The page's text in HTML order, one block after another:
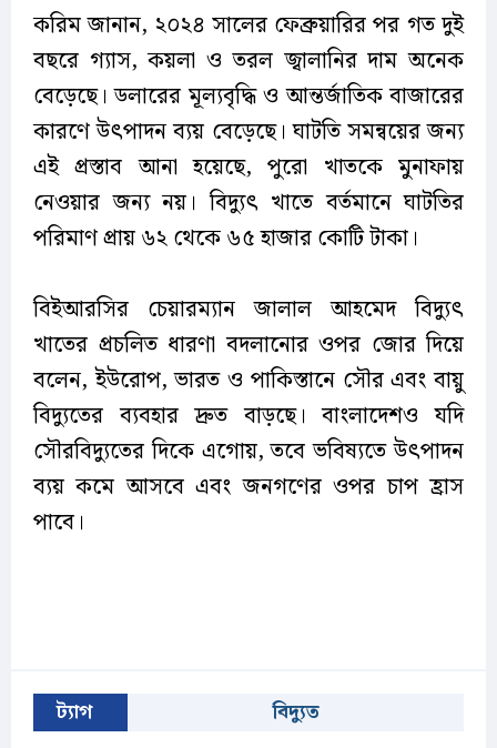
করিম জানান, ২০২৪ সালের ফেব্রুয়ারির পর গত দুই
বছরে গ্যাস, কয়লা ও তরল জ্বালানির দাম অনেক
বেড়েছে। ডলারের মূল্যবৃদ্ধি ও আন্তর্জাতিক বাজারের
কারণে উৎপাদন ব্যয় বেড়েছে। ঘাটতি সমন্বয়ের জন্য
এই প্রস্তাব আনা হয়েছে, পুরো খাতকে মুনাফায়
নেওয়ার জন্য নয়। বিদ্যুৎ খাতে বর্তমানে ঘাটতির
পরিমাণ প্রায় ৬২ থেকে ৬৫ হাজার কোটি টাকা।
বিইআরসির চেয়ারম্যান জালাল আহমেদ বিদ্যুৎ
খাতের প্রচলিত ধারণা বদলানোর ওপর জোর দিয়ে
বলেন, ইউরোপ, ভারত ও পাকিস্তানে সৌর এবং বায়ু
বিদ্যুতের ব্যবহার দ্রুত বাড়ছে। বাংলাদেশও যদি
সৌরবিদ্যুতের দিকে এগোয়, তবে ভবিষ্যতে উৎপাদন
ব্যয় কমে আসবে এবং জনগণের ওপর চাপ হ্রাস
পাবে।
ট্যাগ বিদ্যুত